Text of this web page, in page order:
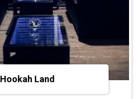
Hookah Land